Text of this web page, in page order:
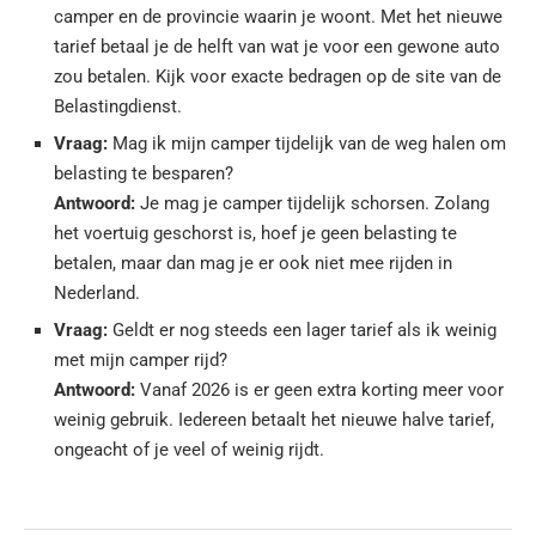
camper en de provincie waarin je woont. Met het nieuwe
tarief betaal je de helft van wat je voor een gewone auto
zou betalen. Kijk voor exacte bedragen op de site van de
Belastingdienst.
Vraag: Mag ik mijn camper tijdelijk van de weg halen om
belasting te besparen?
Antwoord: Je mag je camper tijdelijk schorsen. Zolang
het voertuig geschorst is, hoef je geen belasting te
betalen, maar dan mag je er ook niet mee rijden in
Nederland.
Vraag: Geldt er nog steeds een lager tarief als ik weinig
met mijn camper rijd?
Antwoord: Vanaf 2026 is er geen extra korting meer voor
weinig gebruik. Iedereen betaalt het nieuwe halve tarief,
ongeacht of je veel of weinig rijdt.